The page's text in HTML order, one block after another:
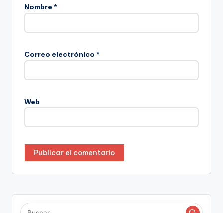
Nombre *
Correo electrónico *
Web